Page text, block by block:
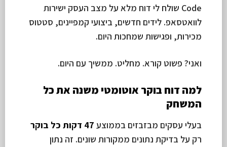
Code שולח לי דוח מלא על מצב העסק ישירות
לוואטסאפ. לידים חדשים, ביצועי קמפיינים, סטטוס
מכירות, ופגישות שמחכות היום.
ואני? פשוט קורא. מחליט. ממשיך עם היום.
למה דוח בוקר אוטומטי משנה את כל
המשחק
בעלי עסקים מבזבזים בממוצע 47 דקות כל בוקר
רק על בדיקת נתונים ממקורות שונים. זה נתון